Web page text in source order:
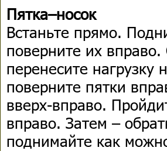
Пятка–носок
Встаньте прямо.
поверните их
перенесите
поверните пятки
вверх-вправо.
вправо. Затем –
поднимайте как